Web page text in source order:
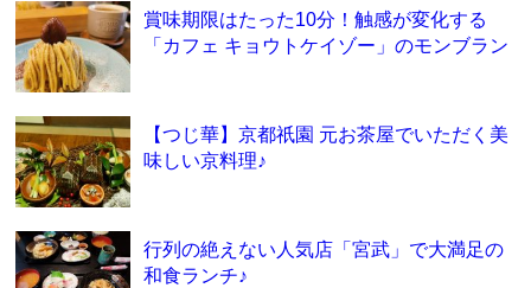
賞味期限はたった10分！触感が変化する
「カフェ キョウトケイゾー」のモンブラン
【つじ華】京都祇園 元お茶屋でいただく美
味しい京料理♪
行列の絶えない人気店「宮武」で大満足の
和食ランチ♪